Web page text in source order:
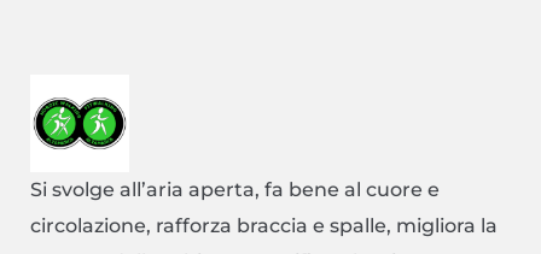
Si svolge all’aria aperta, fa bene al cuore e
circolazione, rafforza braccia e spalle, migliora la